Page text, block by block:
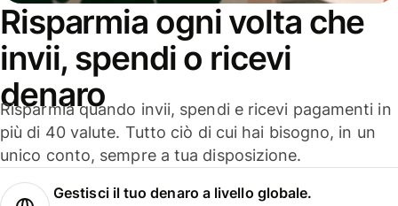
Risparmia ogni volta che
invii, spendi o ricevi
denaro
Risparmia quando invii, spendi e ricevi pagamenti in
più di 40 valute. Tutto ciò di cui hai bisogno, in un
unico conto, sempre a tua disposizione.
Gestisci il tuo denaro a livello globale.